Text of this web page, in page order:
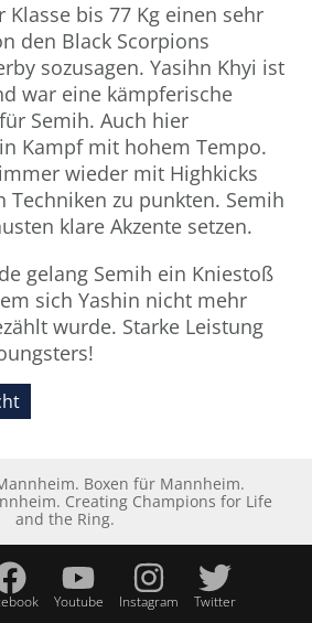
bis 77 Kg einen sehr
den Black Scorpions
sozusagen. Yasihn Khyi ist
war eine kämpferische
Semih. Auch hier
Kampf mit hohem Tempo.
wieder mit Highkicks
Techniken zu punkten. Semih
klare Akzente setzen.
gelang Semih ein Kniestoß
sich Yashin nicht mehr
wurde. Starke Leistung
Boxen für Mannheim.
Creating Champions for Life
and the Ring.
Youtube Instagram Twitter